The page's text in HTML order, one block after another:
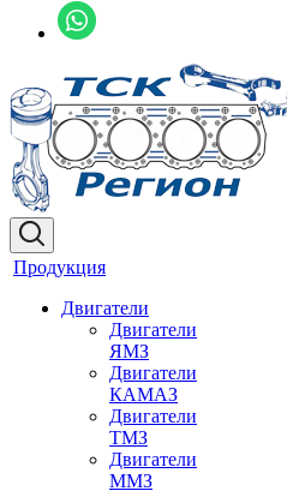
Продукция
Двигатели
Двигатели
ЯМЗ
Двигатели
КАМАЗ
Двигатели
ТМЗ
Двигатели
ММЗ